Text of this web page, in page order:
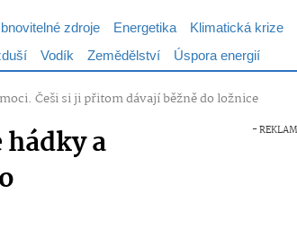
zdroje Energetika Klimatická krize
Vodík Zemědělství Úspora energií
Češi si ji přitom dávají běžně do ložnice
a